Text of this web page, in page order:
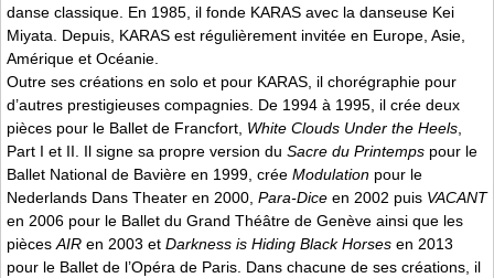
danse classique. En 1985, il fonde KARAS avec la danseuse Kei
Miyata. Depuis, KARAS est régulièrement invitée en Europe, Asie,
Amérique et Océanie.
Outre ses créations en solo et pour KARAS, il chorégraphie pour
d’autres prestigieuses compagnies. De 1994 à 1995, il crée deux
pièces pour le Ballet de Francfort, White Clouds Under the Heels,
Part I et II. Il signe sa propre version du Sacre du Printemps pour le
Ballet National de Bavière en 1999, crée Modulation pour le
Nederlands Dans Theater en 2000, Para-Dice en 2002 puis VACANT
en 2006 pour le Ballet du Grand Théâtre de Genève ainsi que les
piècesAIR en 2003 et Darkness is Hiding Black Horses en 2013
pour le Ballet de l’Opéra de Paris. Dans chacune de ses créations, il